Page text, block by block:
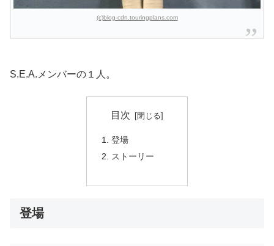
(c)blog-cdn.touringplans.com
S.E.A.メンバーの１人。
目次
登場
ストーリー
登場